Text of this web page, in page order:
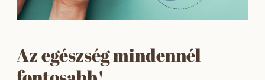
Az egészség mindennél